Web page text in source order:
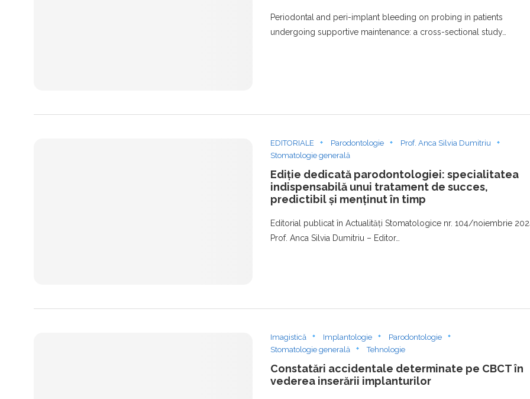
Periodontal and peri-implant bleeding on probing in patients
undergoing supportive maintenance: a cross-sectional study…
EDITORIALE Parodontologie
Prof. Anca Silvia Dumitriu
Stomatologie generală
Ediție dedicată parodontologiei: specialitatea
indispensabilă unui tratament de succes,
predictibil și menținut în timp
Editorial publicat în Actualități Stomatologice nr. 104/noiembrie
Prof. Anca Silvia Dumitriu – Editor…
Imagistică Implantologie
Parodontologie
Stomatologie generală
Tehnologie
Constatări accidentale determinate pe CBCT în
vederea inserării implanturilor